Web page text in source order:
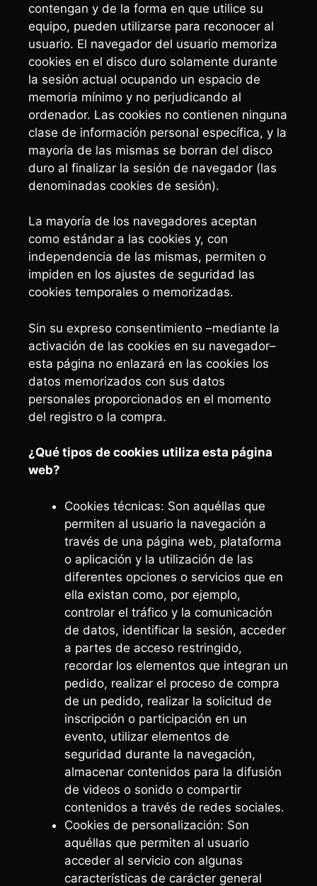
contengan y de la forma en que utilice su
equipo, pueden utilizarse para reconocer al
usuario. El navegador del usuario memoriza
cookies en el disco duro solamente durante
la sesión actual ocupando un espacio de
memoria mínimo y no perjudicando al
ordenador. Las cookies no contienen ninguna
clase de información personal específica, y la
mayoría de las mismas se borran del disco
duro al finalizar la sesión de navegador (las
denominadas cookies de sesión).
La mayoría de los navegadores aceptan
como estándar a las cookies y, con
independencia de las mismas, permiten o
impiden en los ajustes de seguridad las
cookies temporales o memorizadas.
Sin su expreso consentimiento –mediante la
activación de las cookies en su navegador–
esta página no enlazará en las cookies los
datos memorizados con sus datos
personales proporcionados en el momento
del registro o la compra.
¿Qué tipos de cookies utiliza esta página
web?
Cookies técnicas: Son aquéllas que
permiten al usuario la navegación a
través de una página web, plataforma
o aplicación y la utilización de las
diferentes opciones o servicios que en
ella existan como, por ejemplo,
controlar el tráfico y la comunicación
de datos, identificar la sesión, acceder
a partes de acceso restringido,
recordar los elementos que integran un
pedido, realizar el proceso de compra
de un pedido, realizar la solicitud de
inscripción o participación en un
evento, utilizar elementos de
seguridad durante la navegación,
almacenar contenidos para la difusión
de videos o sonido o compartir
contenidos a través de redes sociales.
Cookies de personalización: Son
aquéllas que permiten al usuario
acceder al servicio con algunas
características de carácter general